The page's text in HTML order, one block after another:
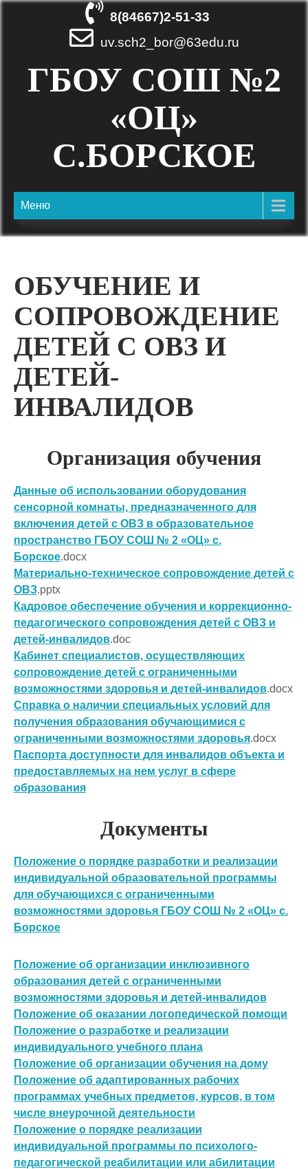
8(84667)2-51-33
uv.sch2_bor@63edu.ru
ГБОУ СОШ №2
«ОЦ»
С.БОРСКОЕ
Меню
ОБУЧЕНИЕ И
СОПРОВОЖДЕНИЕ
ДЕТЕЙ С ОВЗ И
ДЕТЕЙ-
ИНВАЛИДОВ
Организация обучения
Данные об использовании оборудования
сенсорной комнаты, предназначенного для
включения детей с ОВЗ в образовательное
пространство ГБОУ СОШ № 2 «ОЦ» с.
Борское.docx
Материально-техническое сопровождение детей с
ОВЗ.pptx
Кадровое обеспечение обучения и коррекционно-
педагогического сопровождения детей с ОВЗ и
детей-инвалидов.doc
Кабинет специалистов, осуществляющих
сопровождение детей с ограниченными
возможностями здоровья и детей-инвалидов.docx
Справка о наличии специальных условий для
получения образования обучающимися с
ограниченными возможностями здоровья.docx
Паспорта доступности для инвалидов объекта и
предоставляемых на нем услуг в сфере
образования
Документы
Положение о порядке разработки и реализации
индивидуальной образовательной программы
для обучающихся с ограниченными
возможностями здоровья ГБОУ СОШ № 2 «ОЦ» с.
Борское
Положение об организации инклюзивного
образования детей с ограниченными
возможностями здоровья и детей-инвалидов
Положение об оказании логопедической помощи
Положение о разработке и реализации
индивидуального учебного плана
Положение об организации обучения на дому
Положение об адаптированных рабочих
программах учебных предметов, курсов, в том
числе внеурочной деятельности
Положение о порядке реализации
индивидуальной программы по психолого-
педагогической реабилитации или абилитации